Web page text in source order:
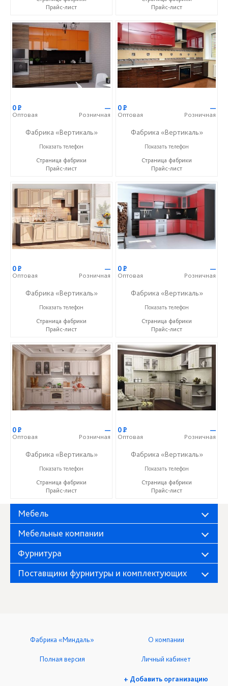
Прайс-лист
Прайс-лист
0Р
Оптовая
—
Розничная
Фабрика «Вертикаль»
+7 (927) 38-059-88
Показать телефон
Страница фабрики
Прайс-лист
0Р
Оптовая
—
Розничная
Фабрика «Вертикаль»
+7 (927) 38-059-88
Показать телефон
Страница фабрики
Прайс-лист
0Р
Оптовая
—
Розничная
Фабрика «Вертикаль»
+7 (927) 38-059-88
Показать телефон
Страница фабрики
Прайс-лист
0Р
Оптовая
—
Розничная
Фабрика «Вертикаль»
+7 (927) 38-059-88
Показать телефон
Страница фабрики
Прайс-лист
0Р
Оптовая
—
Розничная
Фабрика «Вертикаль»
+7 (927) 38-059-88
Показать телефон
Страница фабрики
Прайс-лист
0Р
Оптовая
—
Розничная
Фабрика «Вертикаль»
+7 (927) 38-059-88
Показать телефон
Страница фабрики
Прайс-лист
Мебель
Мебельные компании
Фурнитура
Поставщики фурнитуры и комплектующих
Фабрика «Миндаль» О компании
Полная версия Личный кабинет
+ Добавить организацию